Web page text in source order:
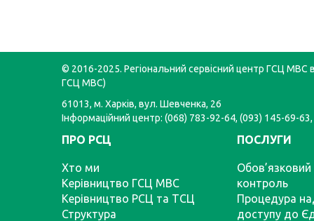
© 2016-2025. Регіональний сервісний центр ГСЦ МВС в
ГСЦ МВС)
61013, м. Харків, вул. Шевченка, 26
Інформаційний центр: (068) 783-92-64, (093) 145-69-
ПРО РСЦ
Хто ми
Керівництво ГСЦ МВС
Керівництво РСЦ та ТСЦ
Структура
ПОСЛУГИ
Обов’язковий
контроль
Процедура
доступу до